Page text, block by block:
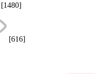
[1480]
[616]